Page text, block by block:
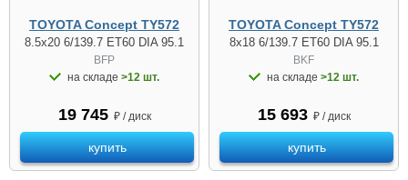
TOYOTA Concept TY572
8.5x20 6/139.7 ET60 DIA 95.1
BFP
на складе >12 шт.
19 745 ₽ / диск
купить
TOYOTA Concept TY572
8x18 6/139.7 ET60 DIA 95.1
BKF
на складе >12 шт.
15 693 ₽ / диск
купить